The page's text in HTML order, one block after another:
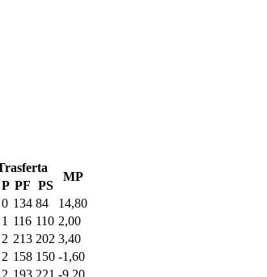
MP
P PF PS
0 134 84
14,80
1 116 110 2,00
2 213 202 3,40
2 158 150 -1,60
2 193 221 -9,20